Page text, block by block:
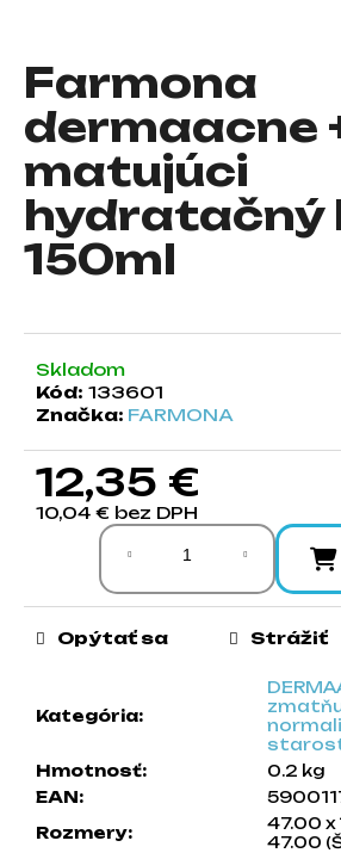
Farmona
dermaacne
matujúci
hydratačný
150ml
Skladom
Kód: 133601
Značka: FARMONA
12,35 €
10,04 € bez DPH
Jednotková cena:
Kategória:
Hmotnosť:
0.2 kg
EAN:
Rozmery:
47.00 x
47.00
Opýtať sa Strážiť
j
s
ť
?
O
d
p
o
r
ú
e